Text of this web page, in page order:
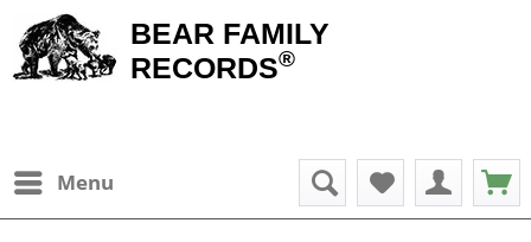
BEAR FAMILY
RECORDS®
Menu